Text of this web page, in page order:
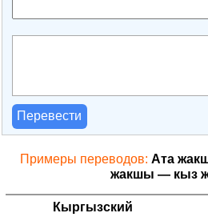
Перевести
Примеры переводов: Ата
жакшы — кыз
Кыргызский